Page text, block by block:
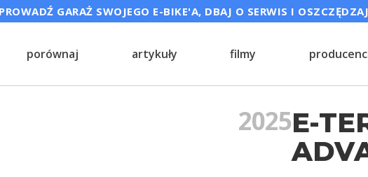
GARAŻ SWOJEGO E-BIKE'A, DBAJ O SERWIS I
porównaj artykuły filmy
2025E-